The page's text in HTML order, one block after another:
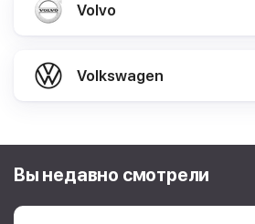
Volvo
Volkswagen
Вы недавно смотрели